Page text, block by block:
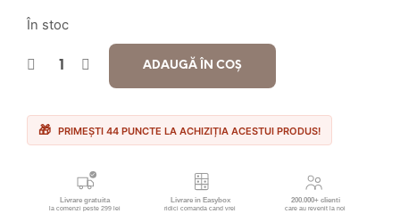
În stoc
ADAUGĂ ÎN COȘ
PRIMEȘTI 44 PUNCTE LA ACHIZIȚIA ACESTUI PRODUS!